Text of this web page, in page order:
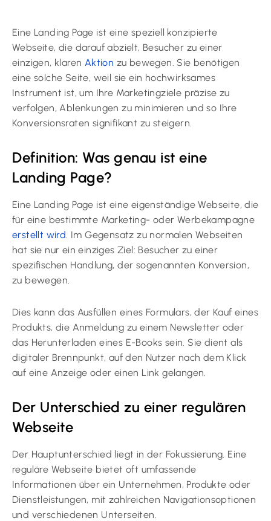
Eine Landing Page ist eine speziell konzipierte
Webseite, die darauf abzielt, Besucher zu einer
einzigen, klaren Aktion zu bewegen. Sie benötigen
eine solche Seite, weil sie ein hochwirksames
Instrument ist, um Ihre Marketingziele präzise zu
verfolgen, Ablenkungen zu minimieren und so Ihre
Konversionsraten signifikant zu steigern.
Definition: Was genau ist eine
Landing Page?
Eine Landing Page ist eine eigenständige Webseite, die
für eine bestimmte Marketing- oder Werbekampagne
erstellt wird . Im Gegensatz zu normalen Webseiten
hat sie nur ein einziges Ziel: Besucher zu einer
spezifischen Handlung, der sogenannten Konversion,
zu bewegen.
Dies kann das Ausfüllen eines Formulars, der Kauf eines
Produkts, die Anmeldung zu einem Newsletter oder
das Herunterladen eines E-Books sein. Sie dient als
digitaler Brennpunkt, auf den Nutzer nach dem Klick
auf eine Anzeige oder einen Link gelangen.
Der Unterschied zu einer regulären
Webseite
Der Hauptunterschied liegt in der Fokussierung. Eine
reguläre Webseite bietet oft umfassende
Informationen über ein Unternehmen, Produkte oder
Dienstleistungen, mit zahlreichen Navigationsoptionen
und verschiedenen Unterseiten.